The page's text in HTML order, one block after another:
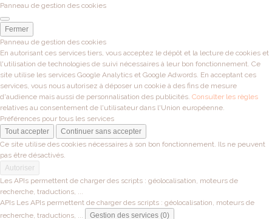
Panneau de gestion des cookies
Fermer
Panneau de gestion des cookies
En autorisant ces services tiers, vous acceptez le dépôt et la lecture de cookies et
l'utilisation de technologies de suivi nécessaires à leur bon fonctionnement. Ce
site utilise les services Google Analytics et Google Adwords. En acceptant ces
services, vous nous autorisez à déposer un cookie à des fins de mesure
d'audience mais aussi de personnalisation des publicités. Consulter les règles
relatives au consentement de l'utilisateur dans l'Union européenne.
Préférences pour tous les services
Tout accepter
Continuer sans accepter
Ce site utilise des cookies nécessaires à son bon fonctionnement. Ils ne peuvent
pas être désactivés.
Autoriser
Les APIs permettent de charger des scripts : géolocalisation, moteurs de
recherche, traductions, ...
APIs Les APIs permettent de charger des scripts : géolocalisation, moteurs de
recherche, traductions, ...
Gestion des services (0)